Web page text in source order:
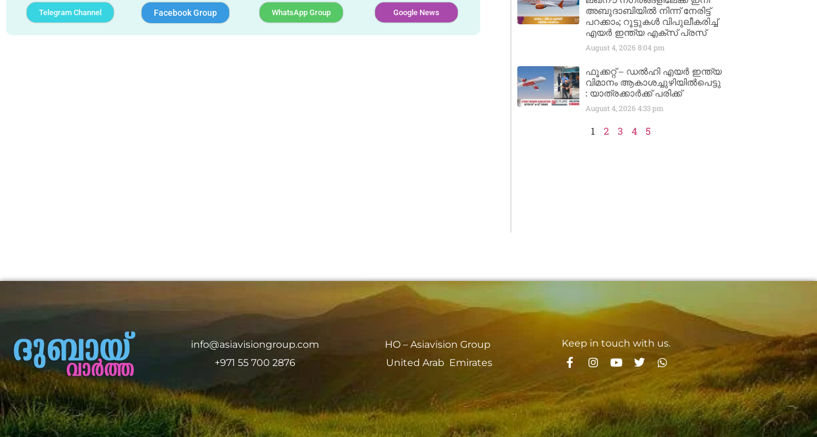
Telegram Channel Facebook Group WhatsApp Group Google News
അബുദാബിയിൽ നിന്ന് നേരിട്ട്
പറക്കാം; റൂട്ടുകൾ വിപുലീകരിച്ച്
എയർ ഇന്ത്യ എക്സ് പ്രസ്
August 4, 2026 8:04 pm
ഫൂക്കറ്റ് – ഡൽഹി എയര്‍ ഇന്ത്യ
വിമാനം ആകാശച്ചുഴിയില്‍പെട്ടു
: യാത്രക്കാര്‍ക്ക് പരിക്ക്
August 4, 2026 4:33 pm
1 2 3 4 5
info@asiavisiongroup.com
+971 55 700 2876
HO – Asiavision Group
United Arab Emirates
Keep in touch with us.